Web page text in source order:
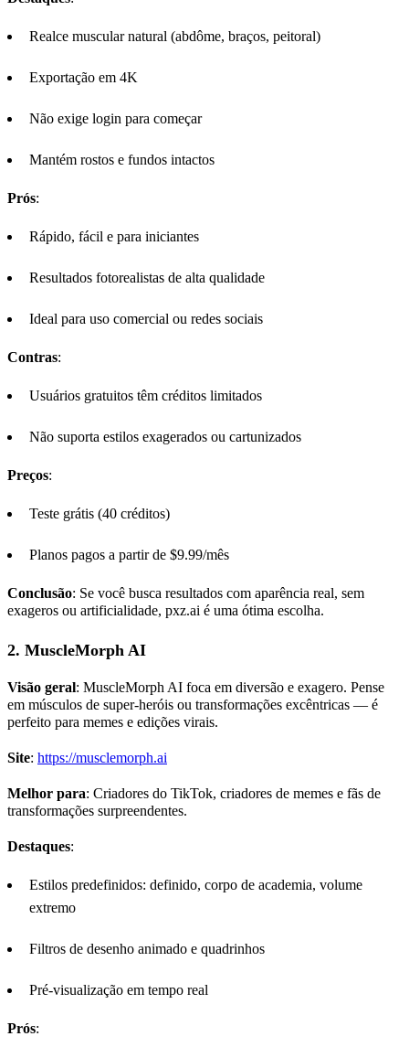
Realce muscular natural (abdôme, braços, peitoral)
Exportação em 4K
Não exige login para começar
Mantém rostos e fundos intactos
Prós:
Rápido, fácil e para iniciantes
Resultados fotorealistas de alta qualidade
Ideal para uso comercial ou redes sociais
Contras:
Usuários gratuitos têm créditos limitados
Não suporta estilos exagerados ou cartunizados
Preços:
Teste grátis (40 créditos)
Planos pagos a partir de $9.99/mês
Conclusão: Se você busca resultados com aparência real, sem
exageros ou artificialidade, pxz.ai é uma ótima escolha.
2. MuscleMorph AI
Visão geral: MuscleMorph AI foca em diversão e exagero. Pense
em músculos de super-heróis ou transformações excêntricas — é
perfeito para memes e edições virais.
Site: https://musclemorph.ai
Melhor para: Criadores do TikTok, criadores de memes e fãs de
transformações surpreendentes.
Destaques:
Estilos predefinidos: definido, corpo de academia, volume
extremo
Filtros de desenho animado e quadrinhos
Pré-visualização em tempo real
Prós: